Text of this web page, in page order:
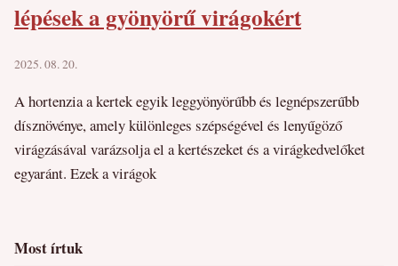
lépések a gyönyörű virágokért
2025. 08. 20.
A hortenzia a kertek egyik leggyönyörűbb és legnépszerűbb
dísznövénye, amely különleges szépségével és lenyűgöző
virágzásával varázsolja el a kertészeket és a virágkedvelőket
egyaránt. Ezek a virágok
Most írtuk